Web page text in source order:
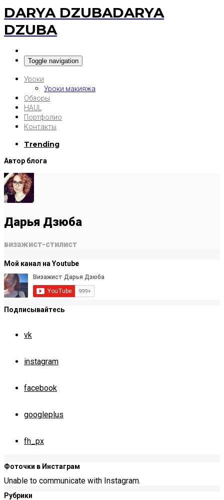
DARYA DZUBADARYA
DZUBA
Toggle navigation
Уроки
Уроки макияжа
Обзоры
HAUL
Портфолио
Контакты
Trending
Автор блога
Дарья Дзюба
визажист-стилист
Мой канал на Youtube
Подписывайтесь
vk
instagram
facebook
googleplus
fh_px
Фоточки в Инстаграм
Unable to communicate with Instagram.
Рубрики